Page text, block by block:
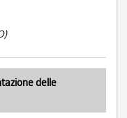
delle